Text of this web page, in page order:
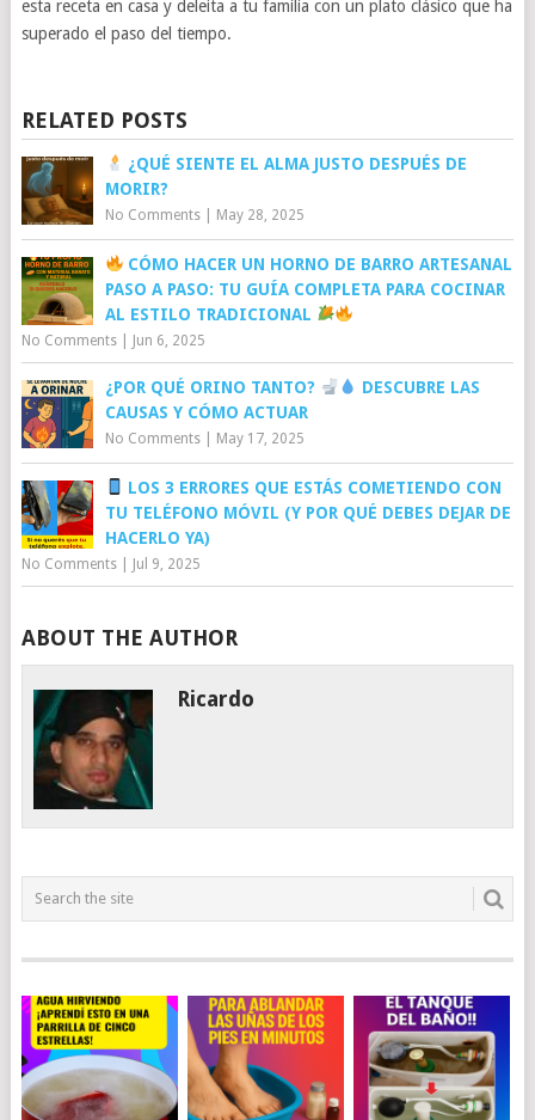
esta receta en casa y deleita a tu familia con un plato clásico que ha
superado el paso del tiempo.
RELATED POSTS
¿QUÉ SIENTE EL ALMA JUSTO DESPUÉS DE
MORIR?
No Comments| May 28, 2025
CÓMO HACER UN HORNO DE BARRO ARTESANAL
PASO A PASO: TU GUÍA COMPLETA PARA COCINAR
AL ESTILO TRADICIONAL
No Comments| Jun 6, 2025
¿POR QUÉ ORINO TANTO?
DESCUBRE LAS
CAUSAS Y CÓMO ACTUAR
No Comments| May 17, 2025
LOS 3 ERRORES QUE ESTÁS COMETIENDO CON
TU TELÉFONO MÓVIL (Y POR QUÉ DEBES DEJAR DE
HACERLO YA)
No Comments| Jul 9, 2025
ABOUT THE AUTHOR
Ricardo